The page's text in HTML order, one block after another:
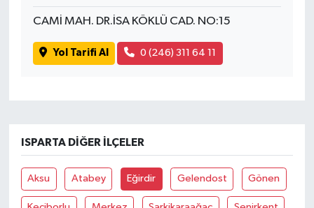
CAMİ MAH. DR.İSA KÖKLÜ CAD. NO:15
Yol Tarifi Al 0 (246) 311 64 11
ISPARTA DIĞER İLÇELER
Aksu Atabey Eğirdir Gelendost Gönen